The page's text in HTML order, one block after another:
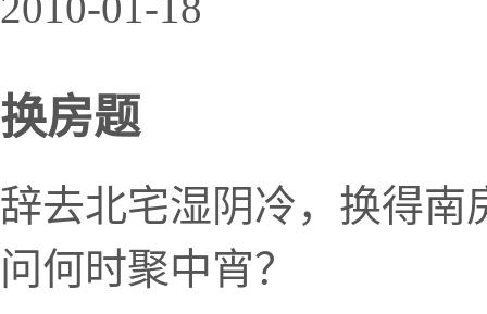
换房题
辞去北宅湿阴冷，换得南
问何时聚中宵？